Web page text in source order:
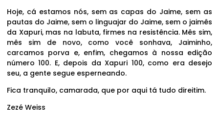
Hoje, cá estamos nós, sem as capas do Jaime, sem as
pautas do Jaime, sem o linguajar do Jaime, sem o jaimês
da Xapuri, mas na labuta, firmes na resistência. Mês sim,
mês sim de novo, como você sonhava, Jaiminho,
carcamos porva e, enfim, chegamos à nossa edição
número 100. E, depois da Xapuri 100, como era desejo
seu, a gente segue esperneando.
Fica tranquilo, camarada, que por aqui tá tudo direitim.
Zezé Weiss